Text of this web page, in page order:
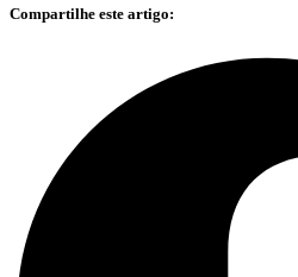
Compartilhe este artigo: